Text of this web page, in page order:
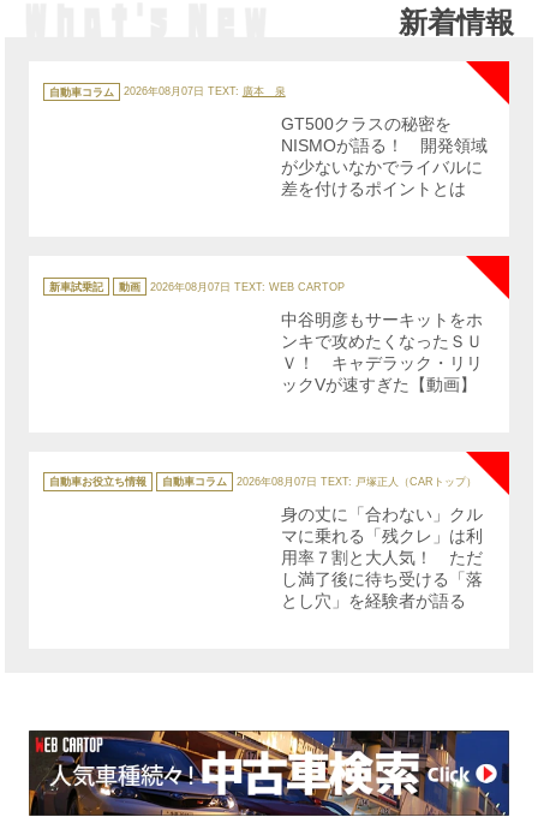
新着情報
テ
ゴ
自動車コラム 2026年08月07日 TEXT: 廣本 泉
NEW
GT500クラスの秘密を
NISMOが語る！ 開発領域
が少ないなかでライバルに
差を付けるポイントとは
テ
ゴ
新車試乗記 動画 2026年08月07日 TEXT: WEB CARTOP
中谷明彦もサーキットをホ
ンキで攻めたくなったＳＵ
Ｖ！ キャデラック・リリ
ックVが速すぎた【動画】
カ
テ
ゴ
自動車お役立ち情報 自動車コラム 2026年08月07日 TEXT: 戸塚正人（CARトップ）
身の丈に「合わない」クル
マに乗れる「残クレ」は利
用率７割と大人気！ ただ
し満了後に待ち受ける「落
とし穴」を経験者が語る